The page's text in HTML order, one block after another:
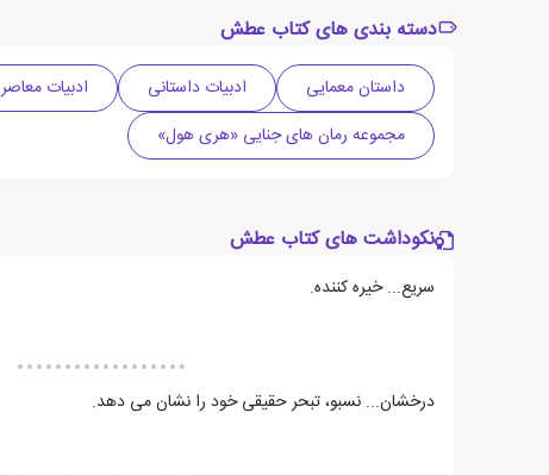
دسته بندی های کتاب عطش
داستان معمایی ادبیات داستانی ادبیات معاصر
مجموعه رمان های جنایی «هری هول»
نکوداشت های کتاب عطش
سریع... خیره کننده.
درخشان... نسبو، تبحر حقیقی خود را نشان می دهد.